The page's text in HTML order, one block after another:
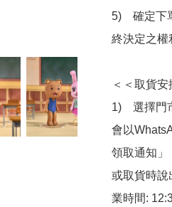
5)　確定下
終決定之權
＜＜取貨安
1)　選擇門
會以
領取通知」
或取貨時說
業時間: